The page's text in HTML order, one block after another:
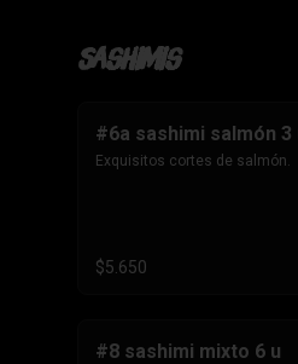
Sashimis
#6a sashimi salmón 3
Exquisitos cortes de salmón.
$5.650
#8 sashimi mixto 6 u